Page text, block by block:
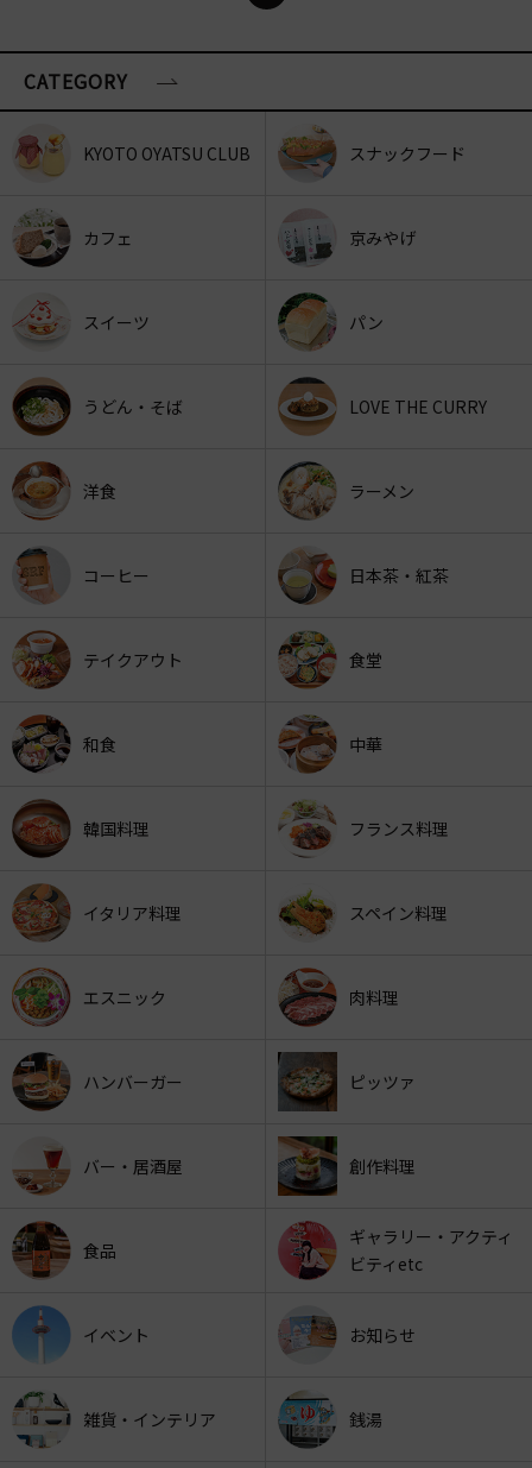
CATEGORY
KYOTO OYATSU CLUB スナックフード
カフェ 京みやげ
スイーツ パン
うどん・そば LOVE THE CURRY
洋食 ラーメン
コーヒー 日本茶・紅茶
テイクアウト 食堂
和食 中華
韓国料理 フランス料理
イタリア料理 スペイン料理
エスニック 肉料理
ハンバーガー ピッツァ
バー・居酒屋 創作料理
食品
ギャラリー・アクティ
ビティetc
イベント お知らせ
雑貨・インテリア 銭湯